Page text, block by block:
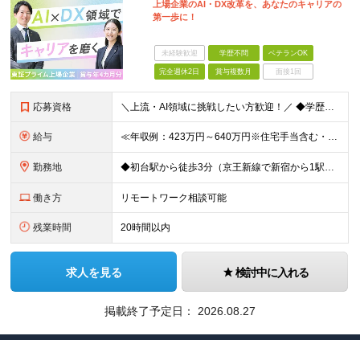
上場企業のAI・DX改革を、あなたのキャリアの
第一歩に！
未経験歓迎 学歴不問 ベテランOK
完全週休2日 賞与複数月 面接1回
応募資格 ＼上流・AI領域に挑戦したい方歓迎！／ ◆学歴不問 ◆何らかのシステム開発実務経験をお持ちの方 （目安2年以上／開発言語や担当工程は不問です） ※AI分野における開発業務の経験・知見をお持ちの方は歓
給与 ≪年収例：423万円～640万円※住宅手当含む・残業代除く≫ ◆賞与年4カ月分支給 ※昨年度実績 ◆住宅手当・退職金制度・持株会など各種制度や手当が充実！ 月給24万800円～37万8,050円＋賞
勤務地 ◆初台駅から徒歩3分（京王新線で新宿から1駅！） ◆リモートワーク／フリーアドレス制度あり ◆出張転勤なし 【リゾートトラスト 東京本社】 東京都渋谷区代々木4-36-19 リゾートトラスト東京ビル
働き方 リモートワーク相談可能
残業時間 20時間以内
求人を見る 検討中に入れる
掲載終了予定日： 2026.08.27